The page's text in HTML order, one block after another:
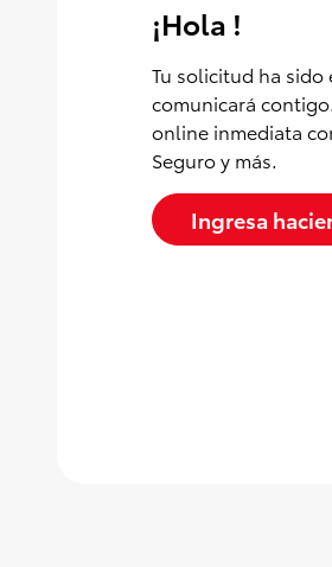
¡Hola !
Tu solicitud ha sido
comunicará
online inmediata
Seguro y más.
Ingresa